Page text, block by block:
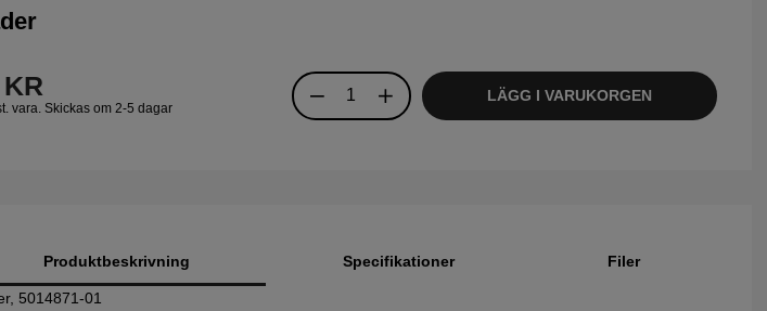
KR
vara. Skickas om 2-5 dagar
LÄGG I VARUKORGEN
Produktbeskrivning
5014871-01
Specifikationer Filer